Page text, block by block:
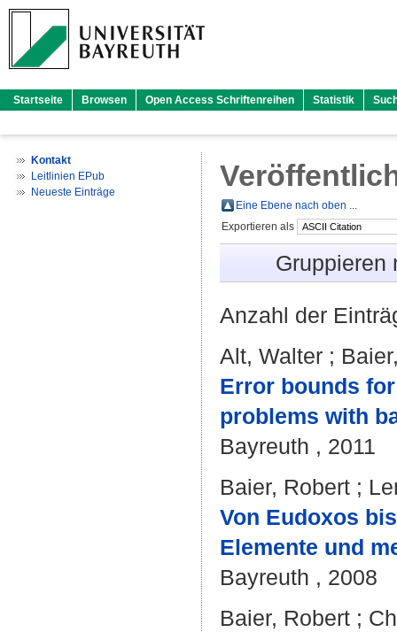
Startseite Browsen Open Access Schriftenreihen Statistik
Kontakt
Leitlinien EPub
Neueste Einträge
Eine Ebene nach oben ...
Exportieren als
Anzahl der
Alt, Walter ;
Error bounds
problems with
Bayreuth , 2011
Baier, Robert ;
Von Eudoxos
Elemente und
Bayreuth , 2008
Baier, Robert ;